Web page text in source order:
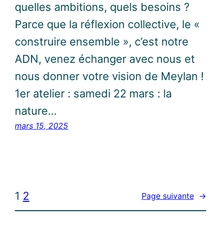
quelles ambitions, quels besoins ?
Parce que la réflexion collective, le «
construire ensemble », c’est notre
ADN, venez échanger avec nous et
nous donner votre vision de Meylan !
1er atelier : samedi 22 mars : la
nature…
mars 15, 2025
1 2 Page suivante →